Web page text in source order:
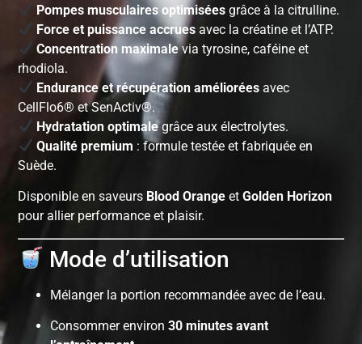
Pompes musculaires optimiséesgrâce à la citrulline.
Force et puissance accruesavec la créatine et l’ATP.
Concentration maximalevia tyrosine, caféine et
rhodiola.
Endurance et récupération amélioréesavec
CellFlo6® et SenActiv®.
Hydratation optimalegrâce aux électrolytes.
Qualité premium : formule testée et fabriquée en
Suède.
Disponible en saveurs Blood Orange etGolden Horizon
pour allier performance et plaisir.
Mode d’utilisation
Mélanger la portion recommandée avec de l’eau.
Consommer environ30 minutes avant